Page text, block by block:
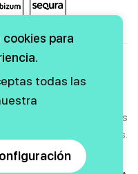
Aviso Legal
Todos los derechos
reservados.
para
todas las